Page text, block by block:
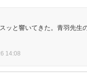
ッと響いてきた。青羽先生
14:08